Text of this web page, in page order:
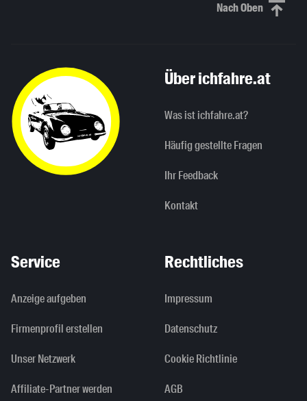
Nach ObenNach oben
Über ichfahre.at
Was ist ichfahre.at?
Häufig gestellte Fragen
Ihr Feedback
Kontakt
Service
Anzeige aufgeben
Firmenprofil erstellen
Unser Netzwerk
Affiliate-Partner werden
Rechtliches
Impressum
Datenschutz
Cookie Richtlinie
AGB